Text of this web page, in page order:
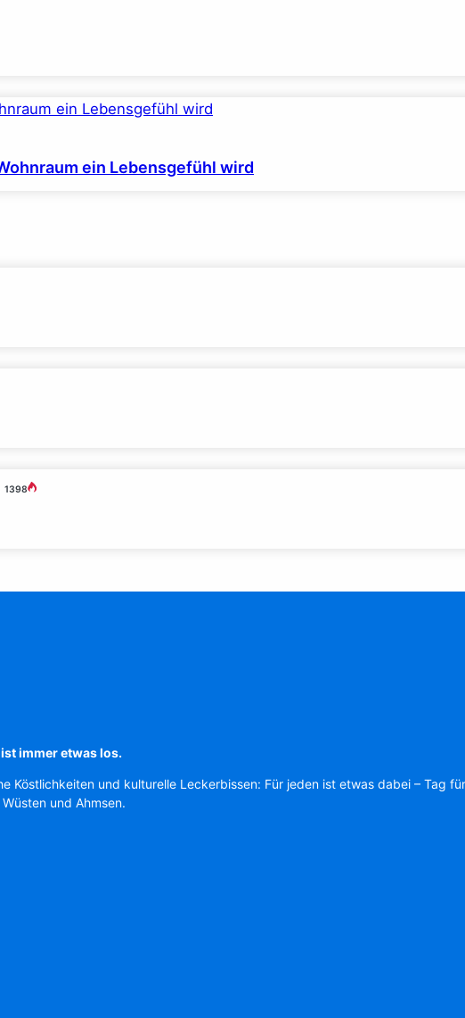
ein Lebensgefühl wird
1398
immer etwas los.
Köstlichkeiten und kulturelle Leckerbissen: Für jeden ist etwas dabei – Tag
und Ahmsen.